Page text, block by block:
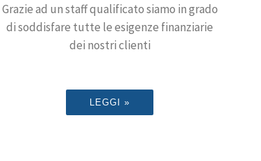
Grazie ad un staff qualificato siamo in grado
di soddisfare tutte le esigenze finanziarie
dei nostri clienti
LEGGI »